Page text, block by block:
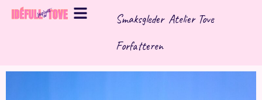
Hopp
rett
Smaksgleder Atelier Tove
Forfatteren